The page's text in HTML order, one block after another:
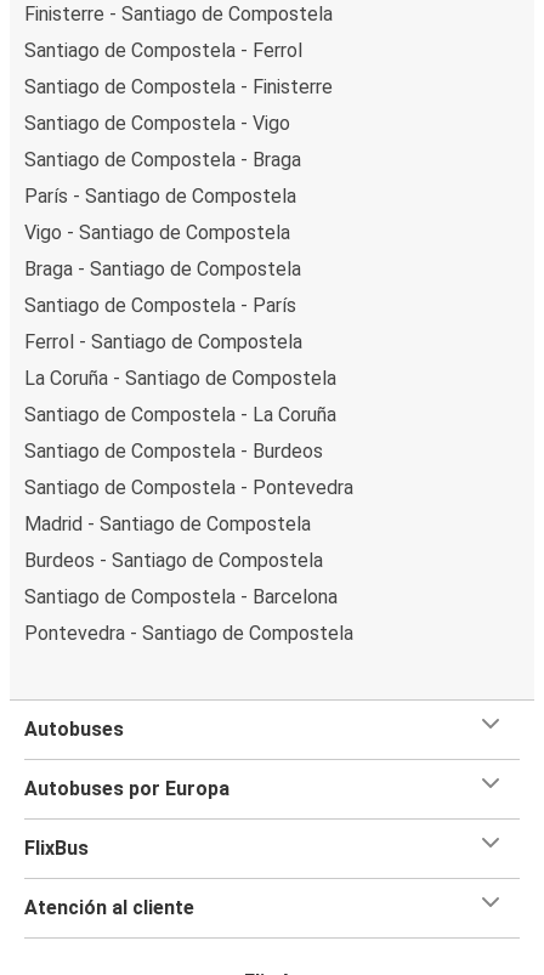
Finisterre - Santiago de Compostela
Santiago de Compostela - Ferrol
Santiago de Compostela - Finisterre
Santiago de Compostela - Vigo
Santiago de Compostela - Braga
París - Santiago de Compostela
Vigo - Santiago de Compostela
Braga - Santiago de Compostela
Santiago de Compostela - París
Ferrol - Santiago de Compostela
La Coruña - Santiago de Compostela
Santiago de Compostela - La Coruña
Santiago de Compostela - Burdeos
Santiago de Compostela - Pontevedra
Madrid - Santiago de Compostela
Burdeos - Santiago de Compostela
Santiago de Compostela - Barcelona
Pontevedra - Santiago de Compostela
Autobuses
Autobuses por Europa
FlixBus
Atención al cliente